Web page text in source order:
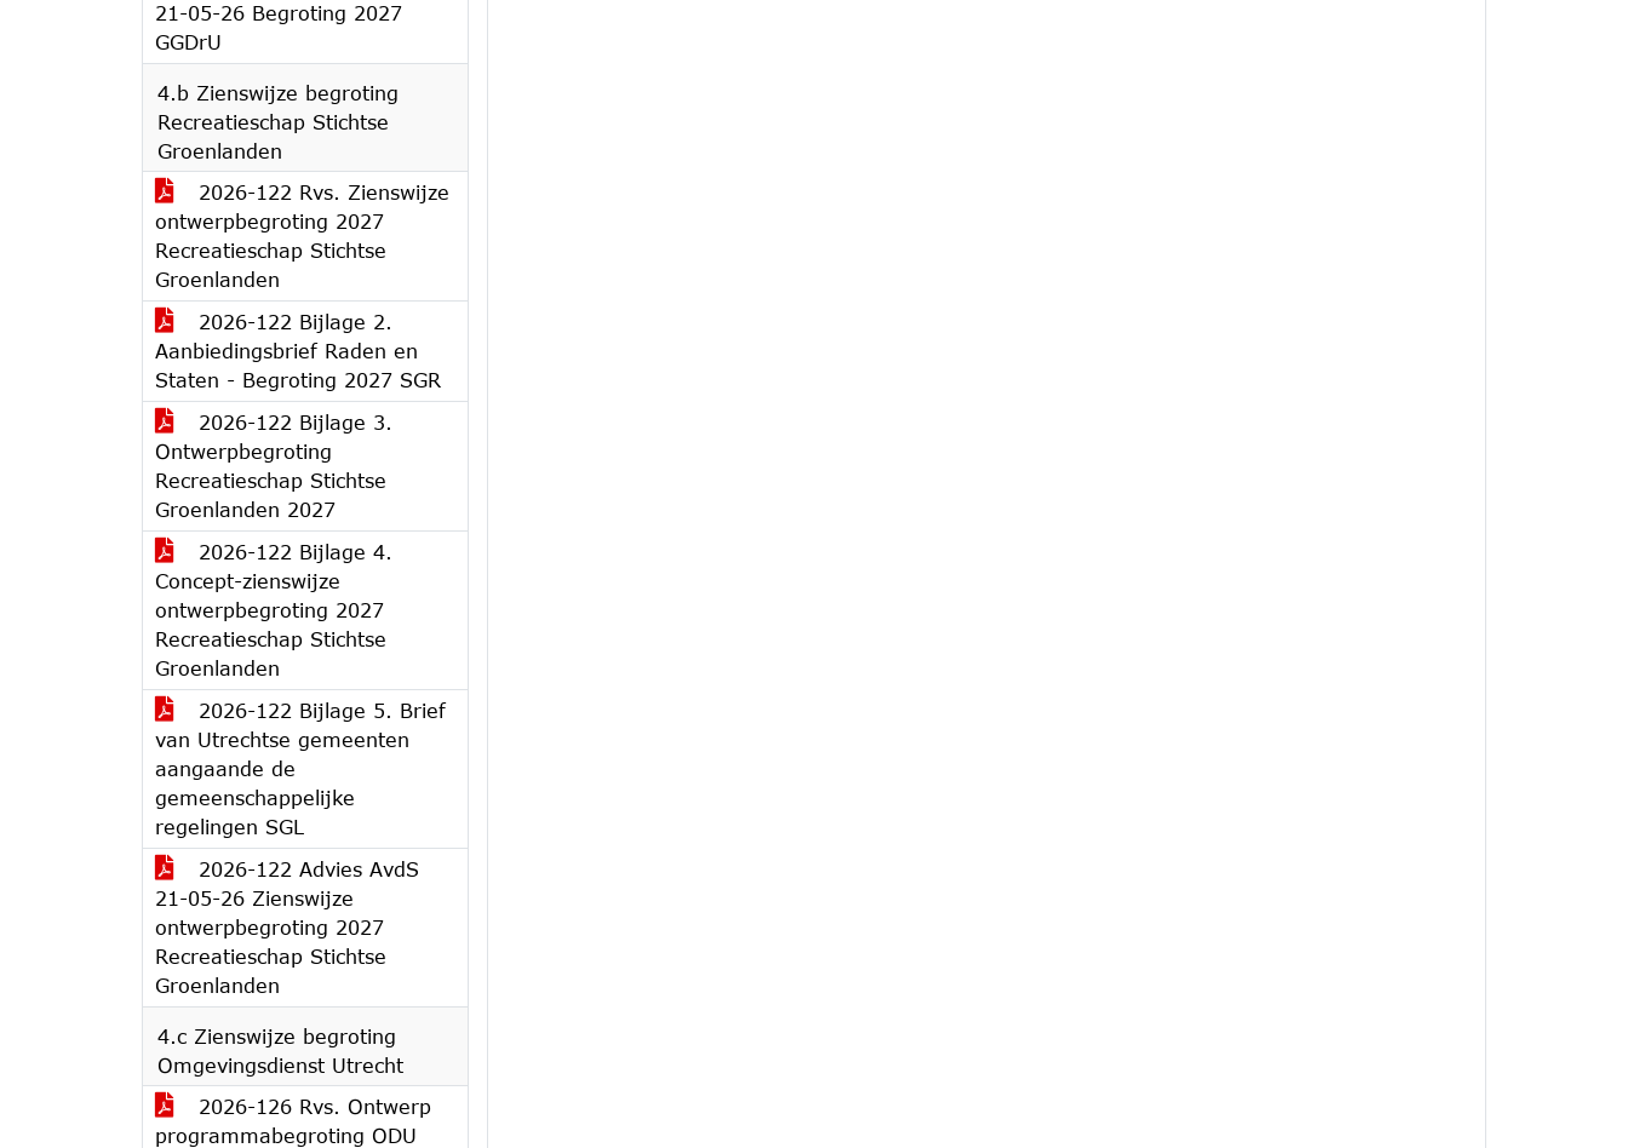
21-05-26 Begroting 2027
GGDrU
4.b Zienswijze begroting
Recreatieschap Stichtse
Groenlanden
2026-122 Rvs. Zienswijze
ontwerpbegroting 2027
Recreatieschap Stichtse
Groenlanden
2026-122 Bijlage 2.
Aanbiedingsbrief Raden en
Staten - Begroting 2027 SGR
2026-122 Bijlage 3.
Ontwerpbegroting
Recreatieschap Stichtse
Groenlanden 2027
2026-122 Bijlage 4.
Concept-zienswijze
ontwerpbegroting 2027
Recreatieschap Stichtse
Groenlanden
2026-122 Bijlage 5. Brief
van Utrechtse gemeenten
aangaande de
gemeenschappelijke
regelingen SGL
2026-122 Advies AvdS
21-05-26 Zienswijze
ontwerpbegroting 2027
Recreatieschap Stichtse
Groenlanden
4.c Zienswijze begroting
Omgevingsdienst Utrecht
2026-126 Rvs. Ontwerp
programmabegroting ODU